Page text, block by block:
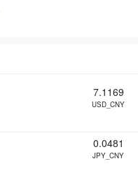
7.1169
USD_CNY
0.0481
JPY_CNY